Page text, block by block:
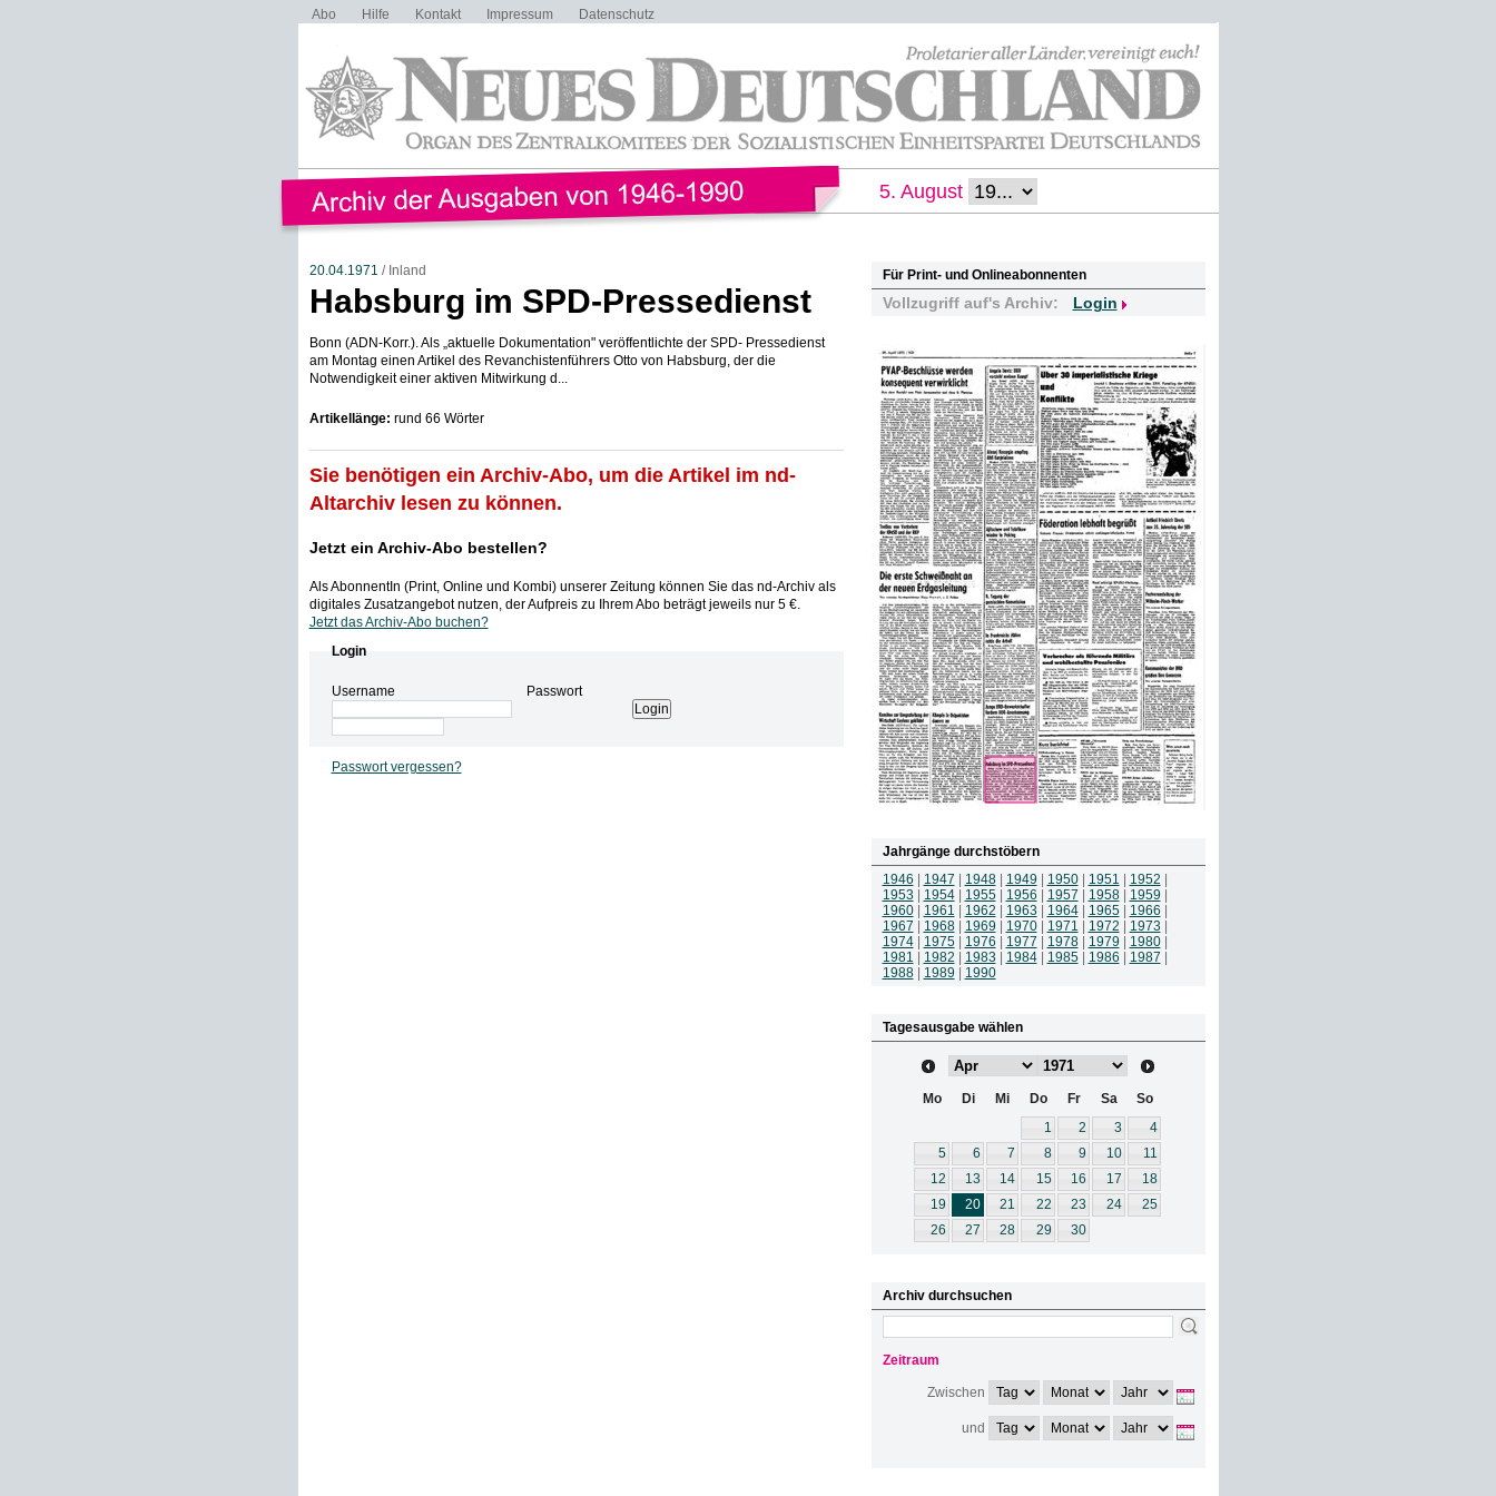
Abo Hilfe Kontakt Impressum Datenschutz
5. August
20.04.1971 / Inland
Habsburg im SPD-Pressedienst
Bonn (ADN-Korr.). Als „aktuelle Dokumentation" veröffentlichte der SPD- Pressedienst
am Montag einen Artikel des Revanchistenführers Otto von Habsburg, der die
Notwendigkeit einer aktiven Mitwirkung d...
Artikellänge: rund 66 Wörter
Sie benötigen ein Archiv-Abo, um die Artikel im nd-
Altarchiv lesen zu können.
Jetzt ein Archiv-Abo bestellen?
Als AbonnentIn (Print, Online und Kombi) unserer Zeitung können Sie das nd-Archiv als
digitales Zusatzangebot nutzen, der Aufpreis zu Ihrem Abo beträgt jeweils nur 5 €.
Jetzt das Archiv-Abo buchen?
Login
Username Passwort
Passwort vergessen?
Für Print- und Onlineabonnenten
Vollzugriff auf's Archiv: Login
Jahrgänge durchstöbern
1946
1947 1948| 1949 1950| 1951 1952
1953
1954| 1955| 1956 1957 1958| 1959
1960| 1961 1962 1963 1964| 1965| 1966
1967
1968| 1969 1970| 1971 1972 1973
1974| 1975| 1976 1977 1978| 1979 1980|
1981
1982 1983 1984| 1985| 1986 1987
1988| 1989 1990
Tagesausgabe wählen
Mo Di Mi Do Fr Sa
So
1
2 3
4
5
6 7 8 9 10
11
12
13 14 15 16 17
18
19
20 21 22 23 24
25
26
27 28 29 30
Archiv durchsuchen
Zeitraum
Zwischen
und